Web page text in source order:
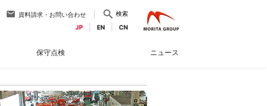
資料請求・お問い合わせ
検索
JP
EN CN
保守点検 ニュース